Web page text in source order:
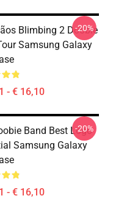
Blimbing 2 Doobie
Samsung Galaxy
- € 16,10
-20%
Band Best Logo
Samsung Galaxy
- € 16,10
-20%